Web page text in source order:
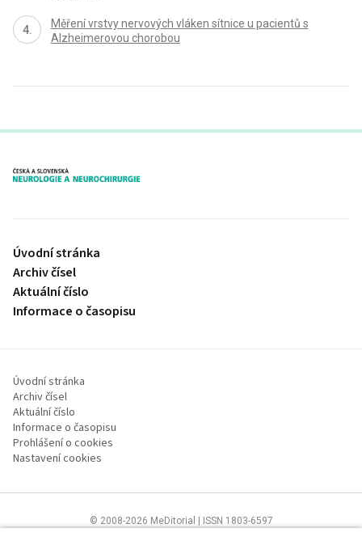
Měření vrstvy nervových vláken sítnice u pacientů s
Alzheimerovou chorobou
proLékaře.cz
Úvodní stránka
Archiv čísel
Aktuální číslo
Informace o časopisu
Úvodní stránka
Archiv čísel
Aktuální číslo
Informace o časopisu
Prohlášení o cookies
Nastavení cookies
© 2008-2026 MeDitorial | ISSN 1803-6597